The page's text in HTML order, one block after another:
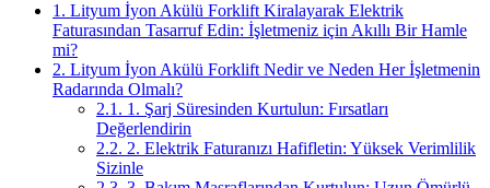
1. Lityum İyon Akülü Forklift Kiralayarak Elektrik
Faturasından Tasarruf Edin: İşletmeniz için Akıllı Bir Hamle
mi?
2. Lityum İyon Akülü Forklift Nedir ve Neden Her İşletmenin
Radarında Olmalı?
2.1. 1. Şarj Süresinden Kurtulun: Fırsatları
Değerlendirin
2.2. 2. Elektrik Faturanızı Hafifletin: Yüksek Verimlilik
Sizinle